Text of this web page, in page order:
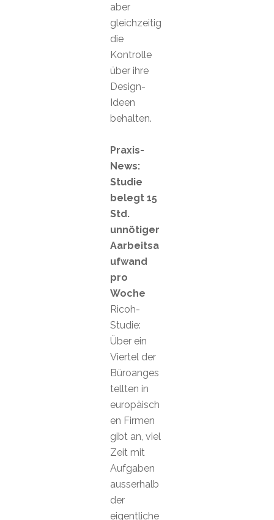
aber
gleichzeitig
die
Kontrolle
über ihre
Design-
Ideen
behalten.
Praxis-
News:
Studie
belegt 15
Std.
unnötiger
Aarbeitsa
ufwand
pro
Woche
Ricoh-
Studie:
Über ein
Viertel der
Büroanges
tellten in
europäisch
en Firmen
gibt an, viel
Zeit mit
Aufgaben
ausserhalb
der
eigentliche